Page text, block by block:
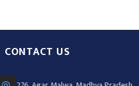
CONTACT US